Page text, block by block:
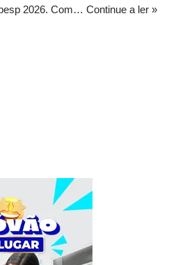
2026. Com… Continue a ler »